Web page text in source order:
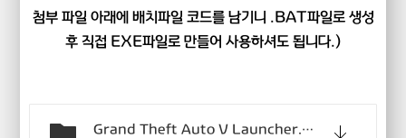
첨부 파일 아래에 배치파일 코드를 남기니 .BAT파일로 생성
후 직접 EXE파일로 만들어 사용하셔도 됩니다.)
Grand Theft Auto V Launcher.zip